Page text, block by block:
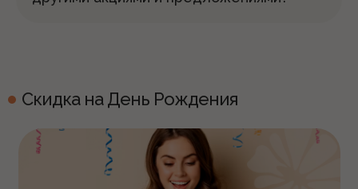
Скидка на День Рождения